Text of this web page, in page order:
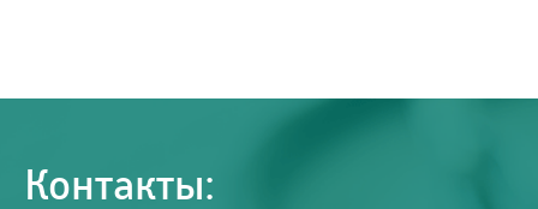
Контакты: